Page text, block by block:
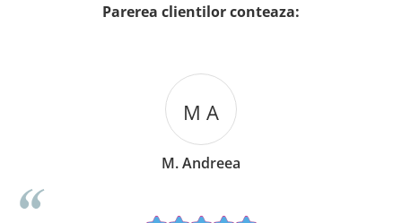
Parerea clientilor conteaza:
M A
M. Andreea